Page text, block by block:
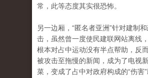
常，此等态度其实很恐怖。
另一边厢，“匿名者亚洲”针对建制
击，虽然曾一度使民建联网站离线
根本对占中运动没有半点帮助，反
被攻击至拖慢的新闻， 成为了电视
菜，变成了占中对政府构成的“伤害”